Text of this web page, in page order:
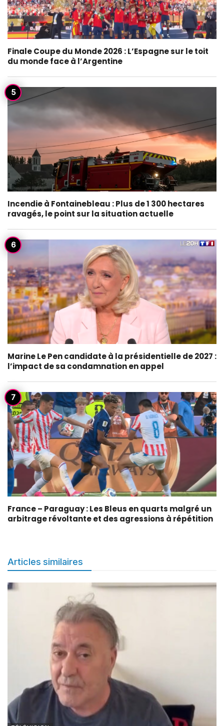
Finale Coupe du Monde 2026 : L’Espagne sur le toit
du monde face à l’Argentine
Incendie à Fontainebleau : Plus de 1 300 hectares
ravagés, le point sur la situation actuelle
Marine Le Pen candidate à la présidentielle de 2027 :
l’impact de sa condamnation en appel
France – Paraguay : Les Bleus en quarts malgré un
arbitrage révoltante et des agressions à répétition
Articles similaires